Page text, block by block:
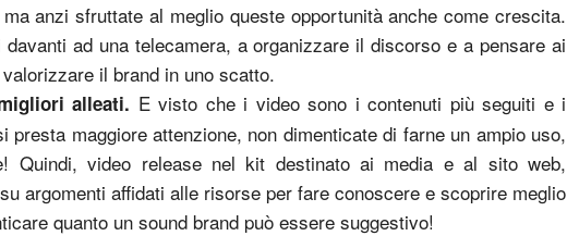
anzi sfruttate al meglio queste opportunità anche come crescita.
ad una telecamera, a organizzare il discorso e a pensare ai
il brand in uno scatto.
alleati. E visto che i video sono i contenuti più seguiti e i
presta maggiore attenzione, non dimenticate di farne un ampio uso,
Quindi, video release nel kit destinato ai media e al sito web,
argomenti affidati alle risorse per fare conoscere e scoprire meglio
quanto un sound brand può essere suggestivo!